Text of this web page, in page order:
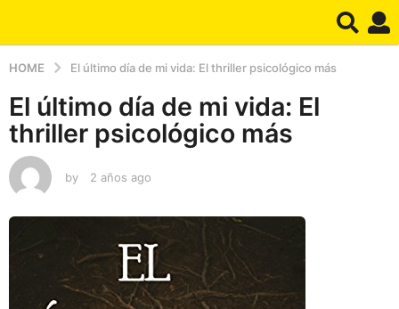
HOME El último día de mi vida: El thriller psicológico más
El último día de mi vida: El
thriller psicológico más
by 2 años ago
s
a
g
o